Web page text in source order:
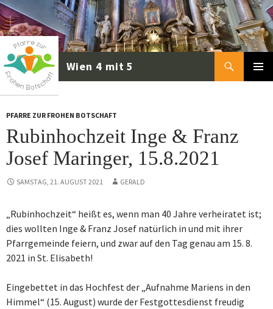
Zum
Inhalt
springen
Suchen
PFARRE ZUR FROHEN BOTSCHAFT
Rubinhochzeit Inge & Franz
Josef Maringer, 15.8.2021
SAMSTAG, 21. AUGUST 2021 GERALD
„Rubinhochzeit“ heißt es, wenn man 40 Jahre verheiratet ist;
dies wollten Inge & Franz Josef natürlich in und mit ihrer
Pfarrgemeinde feiern, und zwar auf den Tag genau am 15. 8.
2021 in St. Elisabeth!
Eingebettet in das Hochfest der „Aufnahme Mariens in den
Himmel“ (15. August) wurde der Festgottesdienst freudig